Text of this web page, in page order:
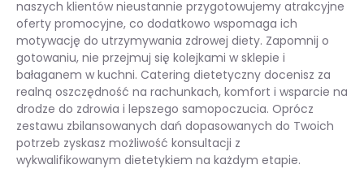
naszych klientów nieustannie przygotowujemy atrakcyjne
oferty promocyjne, co dodatkowo wspomaga ich
motywację do utrzymywania zdrowej diety. Zapomnij o
gotowaniu, nie przejmuj się kolejkami w sklepie i
bałaganem w kuchni. Catering dietetyczny docenisz za
realną oszczędność na rachunkach, komfort i wsparcie na
drodze do zdrowia i lepszego samopoczucia. Oprócz
zestawu zbilansowanych dań dopasowanych do Twoich
potrzeb zyskasz możliwość konsultacji z
wykwalifikowanym dietetykiem na każdym etapie.